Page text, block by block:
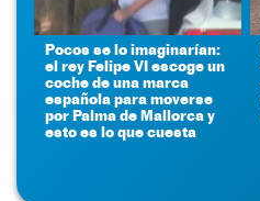
Pocos se lo imaginarían:
el rey Felipe VI escoge un
coche de una marca
española para moverse
por Palma de Mallorca y
esto es lo que cuesta